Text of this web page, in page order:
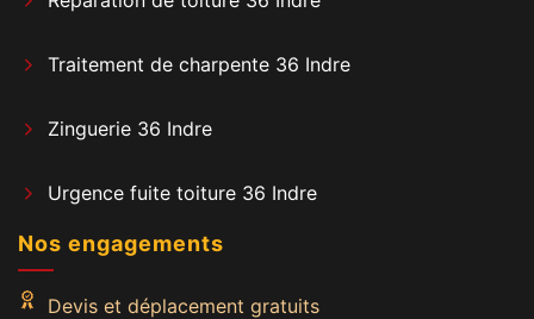
Traitement de charpente 36 Indre
Zinguerie 36 Indre
Urgence fuite toiture 36 Indre
Nos engagements
Devis et déplacement gratuits